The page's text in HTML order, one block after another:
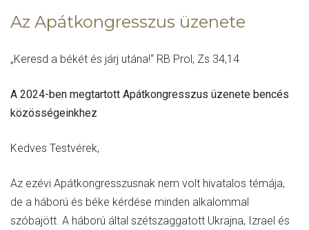
Az Apátkongresszus üzenete
„Keresd a békét és járj utána!“ RB Prol, Zs 34,14
A 2024-ben megtartott Apátkongresszus üzenete bencés
közösségeinkhez
Kedves Testvérek,
Az ezévi Apátkongresszusnak nem volt hivatalos témája,
de a háború és béke kérdése minden alkalommal
szóbajött. A háború által szétszaggatott Ukrajna, Izrael és